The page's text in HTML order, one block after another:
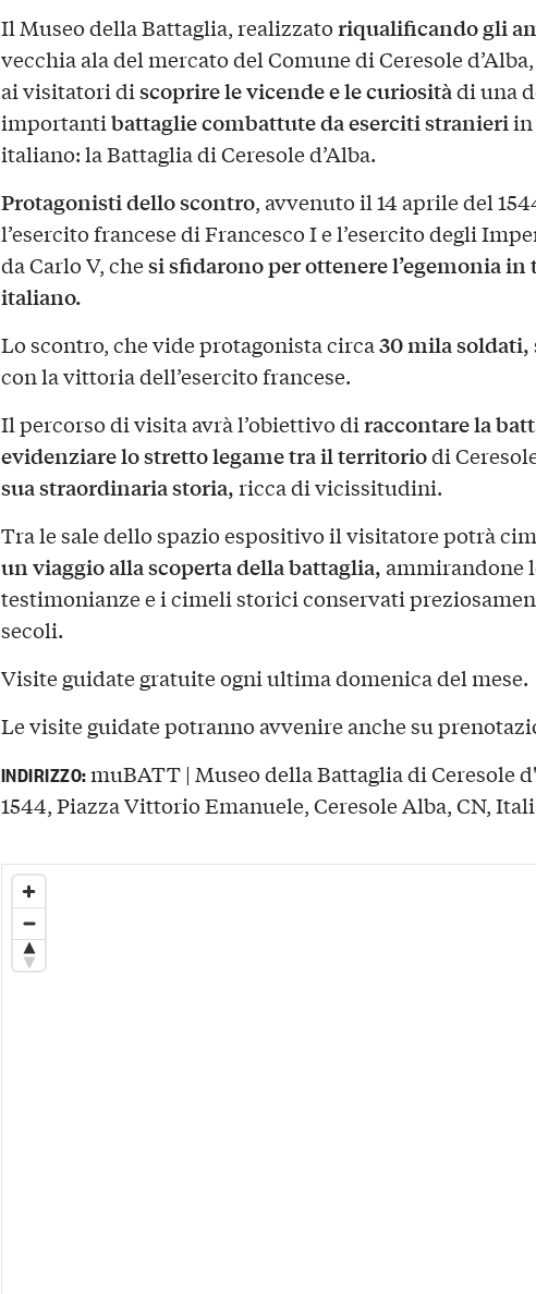
Il Museo della Battaglia, realizzatoriqualificando gli
vecchia ala del mercato del Comune di Ceresole
ai visitatori discoprire le vicende e le curiositàdi una
importantibattaglie combattute da eserciti stranieri
italiano: la Battaglia di Ceresole d’Alba.
Protagonisti dello scontro, avvenuto il 14 aprile del
l’esercito francese di Francesco I e l’esercito degli
da Carlo V, chesi sfidarono per ottenere l’egemonia
italiano.
Lo scontro, che vide protagonista circa30 mila soldati,
con la vittoria dell’esercito francese.
Il percorso di visita avrà l’obiettivo diraccontare la
evidenziare lo stretto legame tra il territoriodi
sua straordinaria storia,ricca di vicissitudini.
Tra le sale dello spazio espositivo il visitatore potrà
un viaggio alla scoperta della battaglia, ammirandone
testimonianze e i cimeli storici conservati
secoli.
Visite guidate gratuite ogni ultima domenica del mese.
Le visite guidate potranno avvenire anche su
INDIRIZZO:muBATT | Museo della Battaglia di Ceresole
1544, Piazza Vittorio Emanuele, Ceresole Alba, CN,